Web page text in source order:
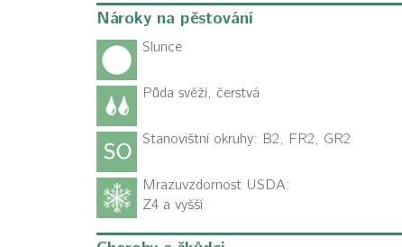
Nároky na pěstování
Slunce
Půda svěží, čerstvá
Stanovištní okruhy: B2, FR2, GR2
Mrazuvzdornost USDA:
Z4 a vyšší